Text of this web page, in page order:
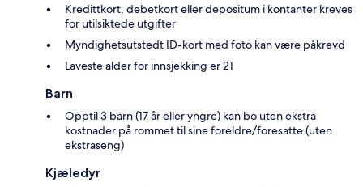
Kredittkort, debetkort eller depositum i kontanter kreves
for utilsiktede utgifter
Myndighetsutstedt ID-kort med foto kan være påkrevd
Laveste alder for innsjekking er 21
Barn
Opptil 3 barn (17 år eller yngre) kan bo uten ekstra
kostnader på rommet til sine foreldre/foresatte (uten
ekstraseng)
Kjæledyr